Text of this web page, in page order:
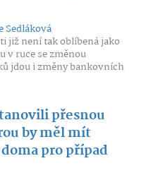
Sedláková
již není tak oblíbená jako
v ruce se změnou
jdou i změny bankovních
přesnou
by měl mít
pro případ